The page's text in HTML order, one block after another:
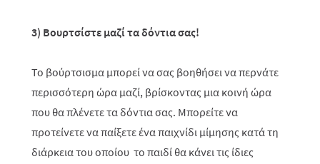
3) Βουρτσίστε μαζί τα δόντια σας!
Το βούρτσισμα μπορεί να σας βοηθήσει να περνάτε
περισσότερη ώρα μαζί, βρίσκοντας μια κοινή ώρα
που θα πλένετε τα δόντια σας. Μπορείτε να
προτείνετε να παίξετε ένα παιχνίδι μίμησης κατά τη
διάρκεια του οποίου το παιδί θα κάνει τις ίδιες